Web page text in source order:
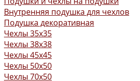
Внутренняя подушка для чехлов
Подушка декоративная
Чехлы 35x35
Чехлы 38х38
Чехлы 45x45
Чехлы 50x50
Чехлы 70x50